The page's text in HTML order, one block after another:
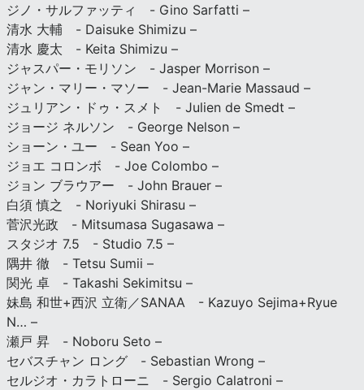
ジノ・サルファッティ - Gino Sarfatti –
清水 大輔 - Daisuke Shimizu –
清水 慶太 - Keita Shimizu –
ジャスパー・モリソン - Jasper Morrison –
ジャン・マリー・マソー - Jean-Marie Massaud –
ジュリアン・ドゥ・スメト - Julien de Smedt –
ジョージ ネルソン - George Nelson –
ショーン・ユー - Sean Yoo –
ジョエ コロンボ - Joe Colombo –
ジョン ブラウアー - John Brauer –
白須 慎之 - Noriyuki Shirasu –
菅沢光政 - Mitsumasa Sugasawa –
スタジオ 7.5 - Studio 7.5 –
隅井 徹 - Tetsu Sumii –
関光 卓 - Takashi Sekimitsu –
妹島 和世+西沢 立衛／SANAA - Kazuyo Sejima+Ryue
N… –
瀬戸 昇 - Noboru Seto –
セバスチャン ロング - Sebastian Wrong –
セルジオ・カラトローニ - Sergio Calatroni –